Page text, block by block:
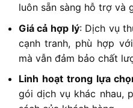
luôn sẵn sàng hỗ trợ và
Giá cả hợp lý: Dịch vụ
cạnh tranh, phù hợp
mà vẫn đảm bảo chất
Linh hoạt trong lựa
gói dịch vụ khác nhau,